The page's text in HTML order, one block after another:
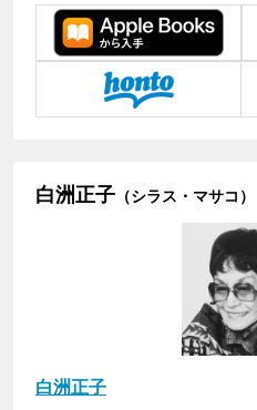
白洲正子 （シラス・マサコ）
白洲正子